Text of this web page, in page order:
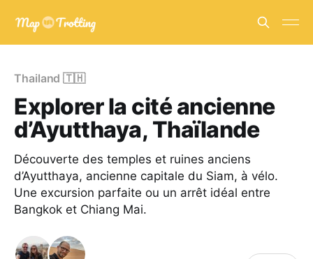
Thailand 🇹🇭
Explorer la cité ancienne
d’Ayutthaya, Thaïlande
Découverte des temples et ruines anciens
d’Ayutthaya, ancienne capitale du Siam, à vélo.
Une excursion parfaite ou un arrêt idéal entre
Bangkok et Chiang Mai.